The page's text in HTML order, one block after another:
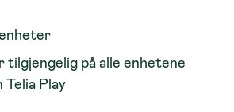
på alle enhetene
Telia Play